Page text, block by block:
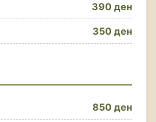
390 ден
350 ден
850 ден